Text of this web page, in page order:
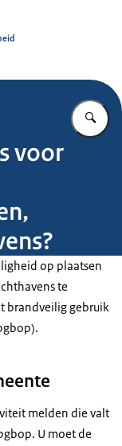
voor
op plaatsen
te
brandveilig gebruik
melden die valt
. U moet de